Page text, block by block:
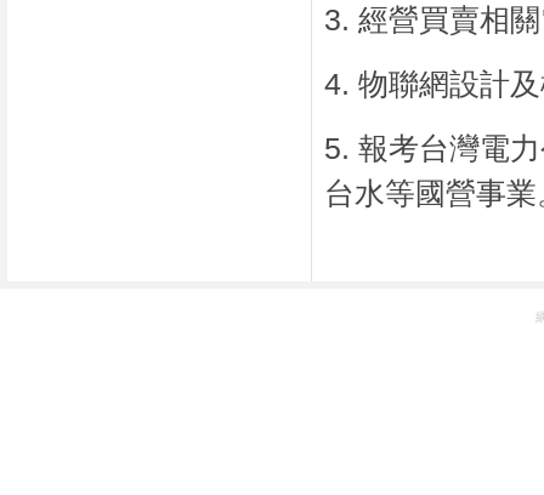
3. 經營買賣相
4. 物聯網設計
5. 報考台灣電
台水等國營事業